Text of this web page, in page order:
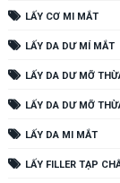
LẤY CƠ MI MẮT
LẤY DA DƯ MÍ MẮT
LẤY DA DƯ MỠ
LẤY DA DƯ MỠ
LẤY DA MI MẮT
LẤY FILLER TẠP